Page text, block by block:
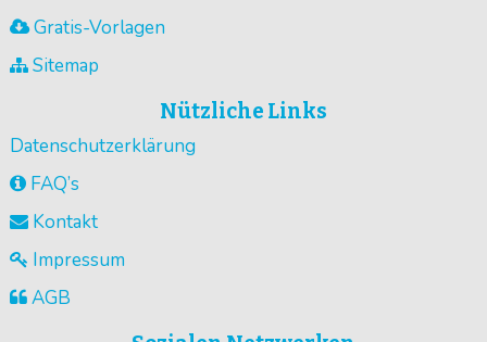
Gratis-Vorlagen
Sitemap
Nützliche Links
Datenschutzerklärung
FAQ’s
Kontakt
Impressum
AGB